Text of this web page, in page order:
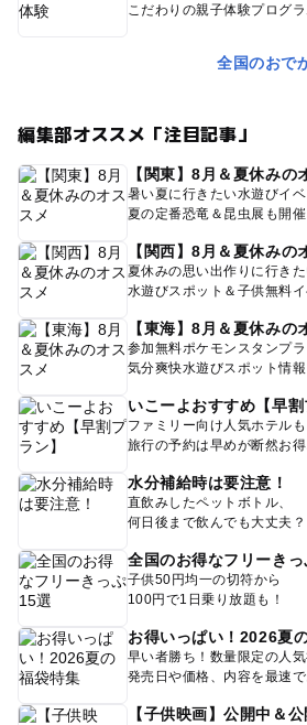
こだわりの親子体験プログラ
全国のおで
編集部オススメ「注目記事」
【関東】8月＆夏休みの
暑い夏に行きたい水遊びイ
夏の定番恐竜＆昆虫展も開催
【関西】8月＆夏休みの
夏休みの思い出作りに行きた
水遊びスポット＆子供無料
【東海】8月＆夏休みの
参加無料ポケモンスタンプ
気分爽快水遊びスポット情報
いこーよおすすめ【早割
ファミリー向け人気ホテルも
旅行の予約は早めが断然お得
水分補給時は要注意！
直飲みしたペットボトル、
何日後まで飲んでも大丈夫？
全国のお得なフリーき
子供50円均一の切符から
100円で1日乗り放題も！
お得いっぱい！2026夏
早い者勝ち！数量限定の人
発売日や価格、内容を最速
【子供映画】公開中＆